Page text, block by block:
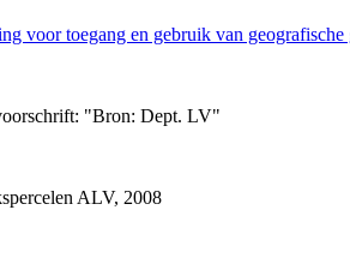
voor toegang en gebruik van
"Bron: Dept. LV"
ALV, 2008